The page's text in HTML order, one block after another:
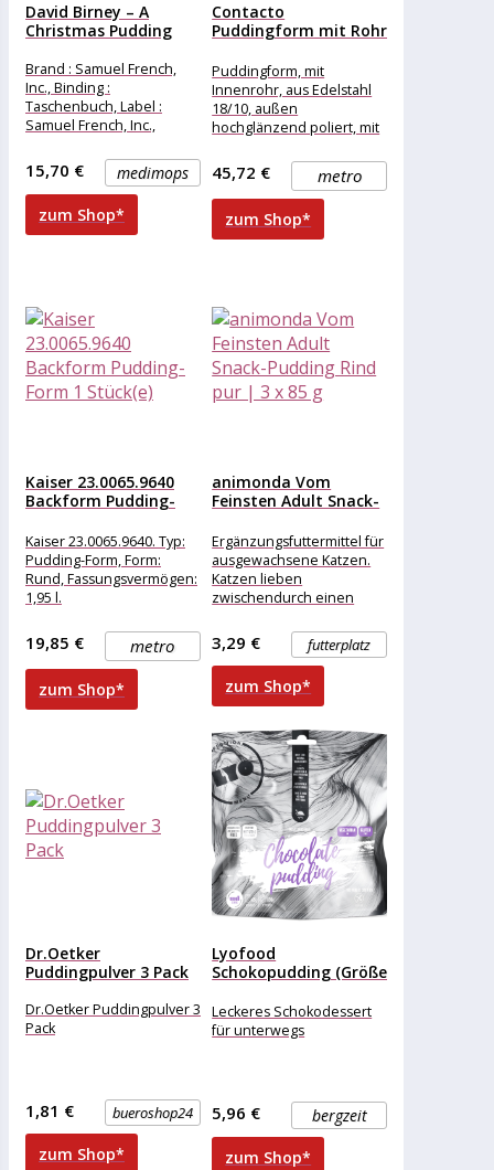
David Birney – A
Christmas Pudding
Brand : Samuel French,
Inc., Binding :
Taschenbuch, Label :
Samuel French, Inc.,
Inc., NumberOfItems :
medimops
15,70 €
zum Shop*
Contacto
Puddingform mit Rohr
Puddingform, mit
Innenrohr, aus Edelstahl
18/10, außen
hochglänzend poliert, mit
metro
45,72 €
zum Shop*
Kaiser 23.0065.9640
Backform Pudding-
Kaiser 23.0065.9640. Typ:
Pudding-Form, Form:
Rund, Fassungsvermögen:
1,95 l.
cm. Menge pro Packung: 1
Stück(e)
metro
19,85 €
zum Shop*
animonda Vom
Feinsten Adult Snack-
Ergänzungsfuttermittel für
ausgewachsene Katzen.
Katzen lieben
zwischendurch einen
sie haben es verdient,
verwöhnt zu werden. Eine
kleine
futterplatz
3,29 €
zum Shop*
Dr.Oetker
Puddingpulver 3 Pack
Dr.Oetker Puddingpulver 3
Pack
bueroshop24
1,81 €
zum Shop*
Lyofood
Schokopudding (Größe
Leckeres Schokodessert
für unterwegs
bergzeit
5,96 €
zum Shop*